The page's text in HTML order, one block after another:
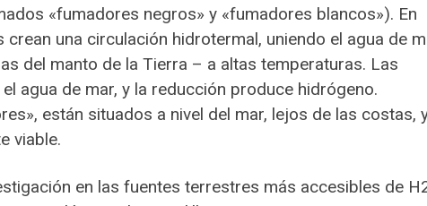
«fumadores negros» y «fumadores blancos»). En
una circulación hidrotermal, uniendo el agua de
del manto de la Tierra – a altas temperaturas. Las
agua de mar, y la reducción produce hidrógeno.
están situados a nivel del mar, lejos de las costas,
viable.
en las fuentes terrestres más accesibles de